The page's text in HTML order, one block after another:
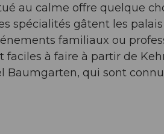
au calme offre quelque
spécialités gâtent les
familiaux ou
à faire à partir de
Baumgarten, qui sont